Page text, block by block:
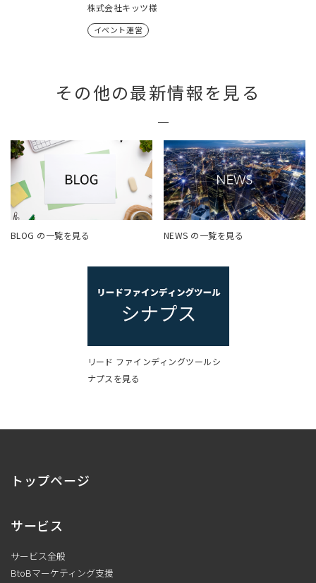
株式会社キッツ様
イベント運営
その他の最新情報を見る
BLOG の一覧を見る NEWS の一覧を見る
リード ファインディングツールシ
ナプスを見る
トップページ
サービス
サービス全般
BtoBマーケティング支援